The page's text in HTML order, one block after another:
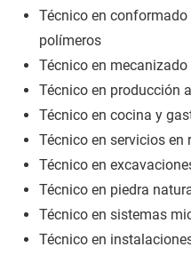
Técnico en
polímeros
Técnico en mecanizado
Técnico en producción
Técnico en cocina y
Técnico en servicios en
Técnico en
Técnico en piedra
Técnico en sistemas
Técnico en